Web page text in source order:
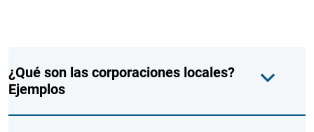
¿Qué son las corporaciones locales?
Ejemplos